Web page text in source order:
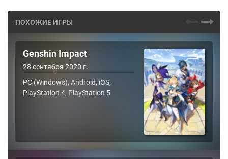
ПОХОЖИЕ ИГРЫ
Genshin Impact
28 сентября 2020 г.
PC (Windows), Android, iOS,
PlayStation 4, PlayStation 5